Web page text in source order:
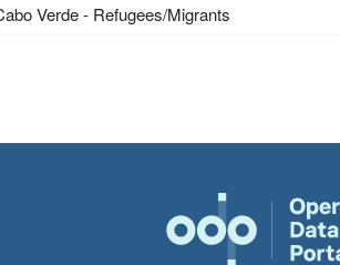
Verde - Refugees/Migrants